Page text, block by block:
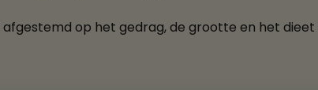
op het gedrag, de grootte en het